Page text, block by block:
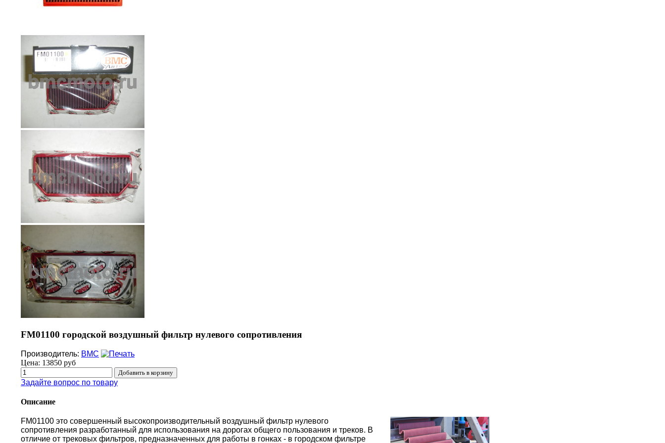
FM01100 городской воздушный фильтр нулевого сопротивления
Производитель: BMC
Цена: 13850 руб
Задайте вопрос по товару
Описание
FM01100 это совершенный высокопроизводительный воздушный фильтр нулевого
сопротивления разработанный для использования на дорогах общего пользования и треков. В
отличие от трековых фильтров, предназначенных для работы в гонках - в городском фильтре